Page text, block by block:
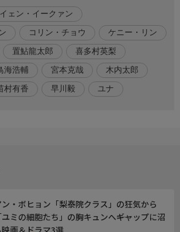
龍が取った行動は…。
が祝勝の杯をあげる中、１人姿を消した子
のは馬玉柔(ばぎょくじゅう)のところだっ
:木内太郎)
（声：高山ゆうこ)
(声:苗村有香)
イェン・イークァン
コリン・チョウ ケニー・リン
置鮎龍太郎 喜多村英梨
海浩輔 宮本克哉 木内太郎
村有香 早川毅 ユナ
ン・ボヒョン「梨泰院クラス」の狂気から
ユミの細胞たち」の胸キュンへ――ギャップに沼
映画＆ドラマ3選